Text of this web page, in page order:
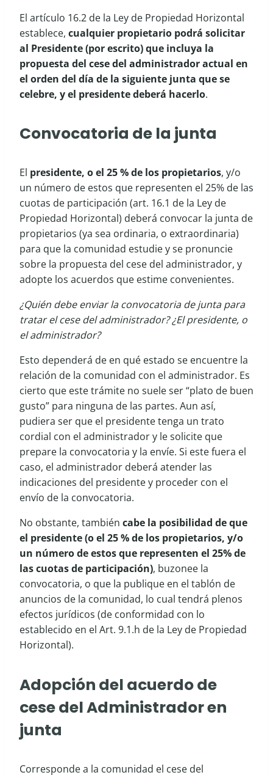
El artículo 16.2 de la Ley de Propiedad Horizontal
establece, cualquier propietario podrá solicitar
al Presidente (por escrito) que incluya la
propuesta del cese del administrador actual en
el orden del día de la siguiente junta que se
celebre, y el presidente deberá hacerlo.
Convocatoria de la junta
El presidente, o el 25 % de los propietarios, y/o
un número de estos que representen el 25% de las
cuotas de participación (art. 16.1 de la Ley de
Propiedad Horizontal) deberá convocar la junta de
propietarios (ya sea ordinaria, o extraordinaria)
para que la comunidad estudie y se pronuncie
sobre la propuesta del cese del administrador, y
adopte los acuerdos que estime convenientes.
¿Quién debe enviar la convocatoria de junta para
tratar el cese del administrador? ¿El presidente, o
el administrador?
Esto dependerá de en qué estado se encuentre la
relación de la comunidad con el administrador. Es
cierto que este trámite no suele ser “plato de buen
gusto” para ninguna de las partes. Aun así,
pudiera ser que el presidente tenga un trato
cordial con el administrador y le solicite que
prepare la convocatoria y la envíe. Si este fuera el
caso, el administrador deberá atender las
indicaciones del presidente y proceder con el
envío de la convocatoria.
No obstante, también cabe la posibilidad de que
el presidente (o el 25 % de los propietarios, y/o
un número de estos que representen el 25% de
las cuotas de participación), buzonee la
convocatoria, o que la publique en el tablón de
anuncios de la comunidad, lo cual tendrá plenos
efectos jurídicos (de conformidad con lo
establecido en el Art. 9.1.h de la Ley de Propiedad
Horizontal).
Adopción del acuerdo de
cese del Administrador en
junta
Corresponde a la comunidad el cese del